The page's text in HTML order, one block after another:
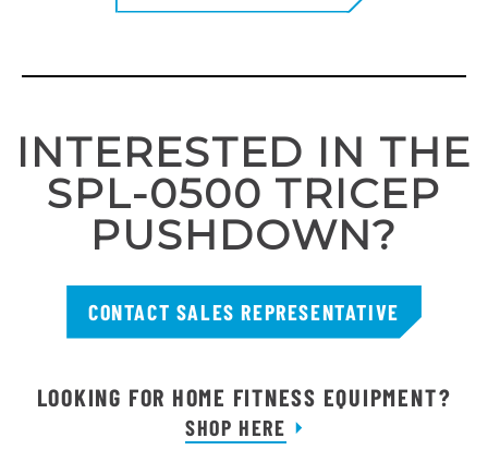
INTERESTED IN THE
SPL-0500 TRICEP
PUSHDOWN?
CONTACT SALES REPRESENTATIVE
LOOKING FOR HOME FITNESS EQUIPMENT?
SHOP HERE